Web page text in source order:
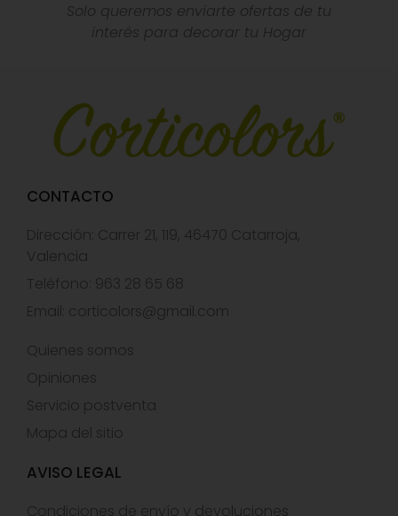
Solo queremos enviarte ofertas de tu
interés para decorar tu Hogar
CONTACTO
Dirección: Carrer 21, 119, 46470 Catarroja,
Valencia
Teléfono: 963 28 65 68
Email: corticolors@gmail.com
Quienes somos
Opiniones
Servicio postventa
Mapa del sitio
AVISO LEGAL
Condiciones de envío y devoluciones